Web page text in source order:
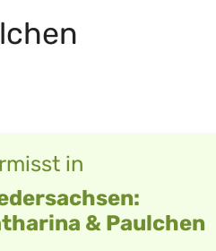
in
& Paulchen